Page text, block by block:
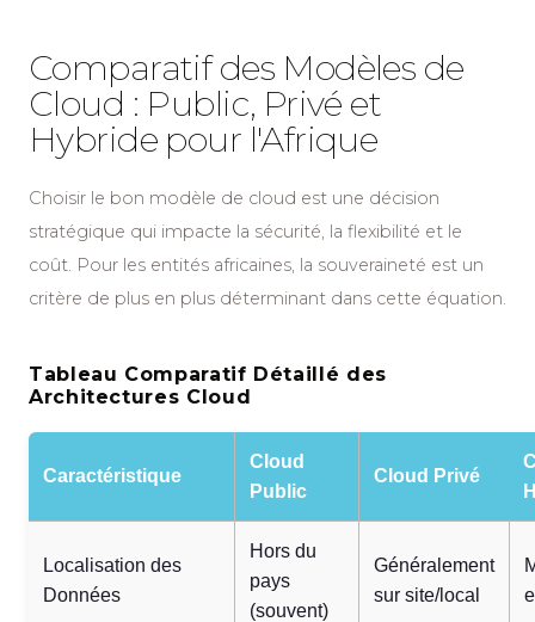
Comparatif des Modèles de
Cloud : Public, Privé et
Hybride pour l'Afrique
Choisir le bon modèle de cloud est une décision
stratégique qui impacte la sécurité, la flexibilité et le
coût. Pour les entités africaines, la souveraineté est un
critère de plus en plus déterminant dans cette équation.
Tableau Comparatif Détaillé des
Architectures Cloud
Caractéristique
Cloud
Public
Cloud Privé
Localisation des
Données
Hors du
pays
(souvent)
Généralement
sur site/local